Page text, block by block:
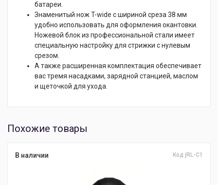
батареи.
Знаменитый нож T-wide с шириной среза 38 мм
удобно использовать для оформления окантовки.
Ножевой блок из профессиональной стали имеет
специальную настройку для стрижки с нулевым
срезом.
А также расширенная комплектация обеспечивает
вас тремя насадками, зарядной станцией, маслом
и щеточкой для ухода.
Похожие товары
В наличии Код jRL-C1